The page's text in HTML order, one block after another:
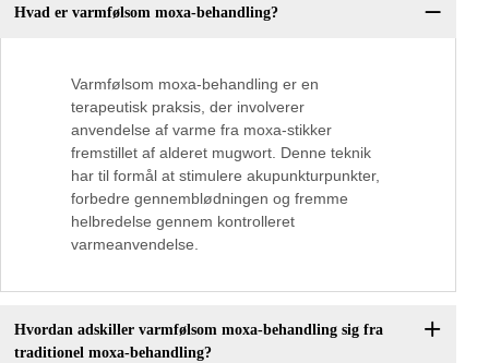
Hvad er varmfølsom moxa-behandling?
Varmfølsom moxa-behandling er en
terapeutisk praksis, der involverer
anvendelse af varme fra moxa-stikker
fremstillet af alderet mugwort. Denne teknik
har til formål at stimulere akupunkturpunkter,
forbedre gennemblødningen og fremme
helbredelse gennem kontrolleret
varmeanvendelse.
Hvordan adskiller varmfølsom moxa-behandling sig fra
traditionel moxa-behandling?